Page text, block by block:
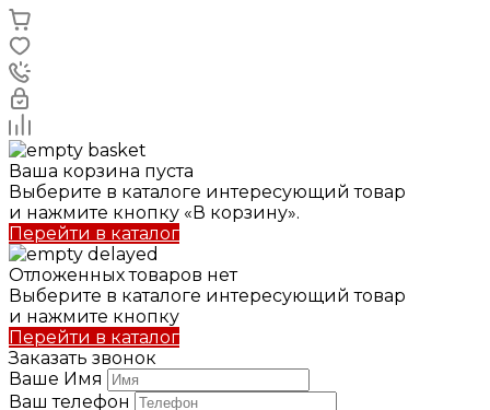
Ваша корзина пуста
Выберите в каталоге интересующий товар
и нажмите кнопку «В корзину».
Перейти в каталог
Отложенных товаров нет
Выберите в каталоге интересующий товар
и нажмите кнопку
Перейти в каталог
Заказать звонок
Ваше Имя
Ваш телефон